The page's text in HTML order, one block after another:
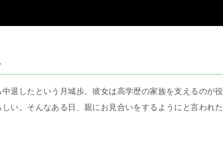
退したという月城歩。彼女は高学歴の家族を支えるのが役
い。そんなある日、親にお見合いをするようにと言われた